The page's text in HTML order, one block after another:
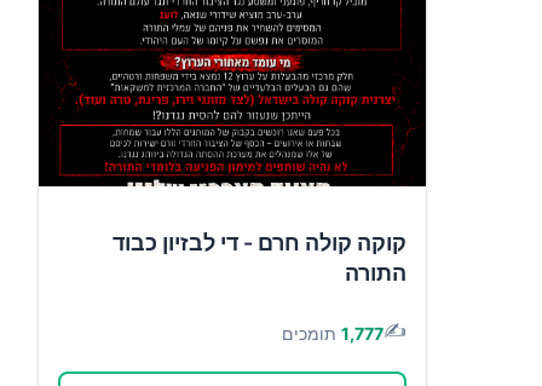
קוקה קולה חרם - די לבזיון כבוד
התורה
✍️
1,777 תומכים